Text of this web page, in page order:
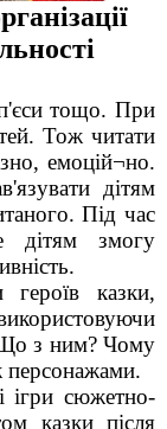
п'єси тощо. При
Тож читати
емоцій¬но.
дітям
Під час
дітям змогу
героїв казки,
(Що з ним? Чому
персонажами.
ігри сюжетно-
казки після